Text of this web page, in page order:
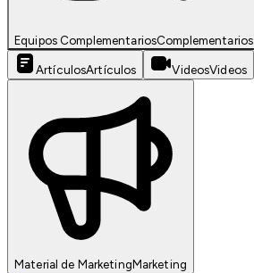
Equipos ComplementariosComplementarios
ArtículosArtículos VideosVideos
Material de MarketingMarketing